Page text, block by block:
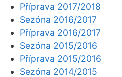
Příprava 2017/2018
Sezóna 2016/2017
Příprava 2016/2017
Sezóna 2015/2016
Příprava 2015/2016
Sezóna 2014/2015